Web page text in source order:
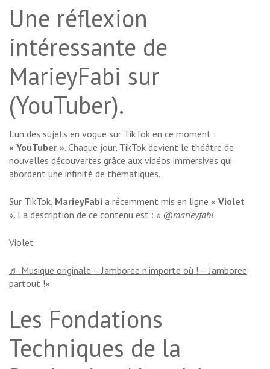
Une réflexion
intéressante de
MarieyFabi sur
(YouTuber).
L’un des sujets en vogue sur TikTok en ce moment :
« YouTuber ». Chaque jour, TikTok devient le théâtre de
nouvelles découvertes grâce aux vidéos immersives qui
abordent une infinité de thématiques.
Sur TikTok, MarieyFabi a récemment mis en ligne « Violet
». La description de ce contenu est : « @marieyfabi
Violet
♬ Musique originale – Jamboree n’importe où ! – Jamboree
partout !».
Les Fondations
Techniques de la